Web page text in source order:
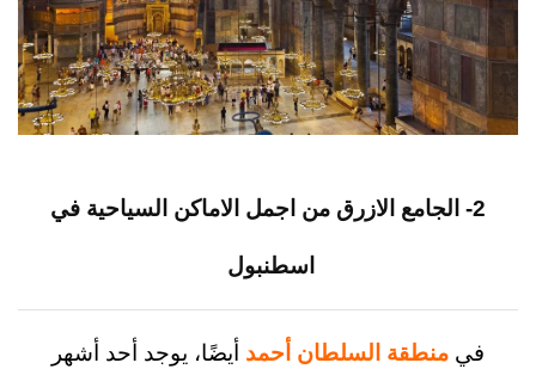
الجامع الازرق من اجمل الاماكن السياحية في
اسطنبول
منطقة السلطان أحمد أيضًا، يوجد أحد أشهر